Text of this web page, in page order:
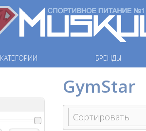
КАТЕГОРИИ БРЕНДЫ
GymStar